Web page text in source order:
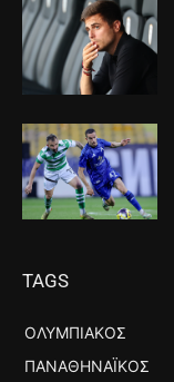
TAGS
ΟΛΥΜΠΙΑΚΌΣ
ΠΑΝΑΘΗΝΑΪΚΌΣ